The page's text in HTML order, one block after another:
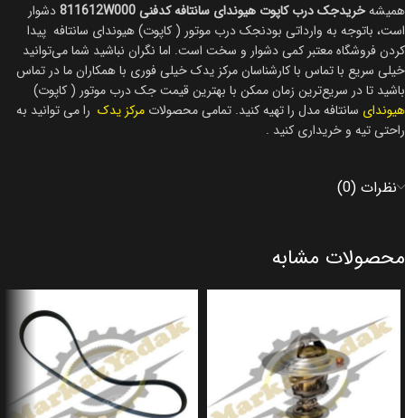
همیشهخریدجک درب کاپوت هیوندای سانتافه کدفنی 811612W000
دشوار
است، باتوجه به وارداتی بودنجک درب موتور ( کاپوت) هیوندای سانتافه پیدا
کردن فروشگاه معتبر کمی دشوار و سخت است. اما نگران نباشید شما می‌توانید
خیلی سریع با تماس با کارشناسان مرکز یدک خیلی فوری با همکاران ما در تماس
باشید تا در سریع‌ترین زمان ممکن با بهترین قیمت جک درب موتور ( کاپوت)
هیوندای سانتافه مدل را تهیه کنید. تمامی محصولات مرکز یدک را می توانید به
راحتی تیه و خریداری کنید .
نظرات (0)
محصولات مشابه